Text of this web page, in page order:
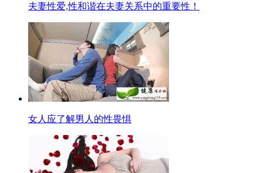
夫妻性爱,性和谐在夫妻关系中的重要性！
女人应了解男人的性畏惧